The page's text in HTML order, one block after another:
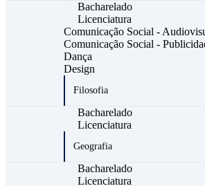
Bacharelado
Licenciatura
Comunicação Social -
Comunicação Social -
Dança
Design
Filosofia
Bacharelado
Licenciatura
Geografia
Bacharelado
Licenciatura